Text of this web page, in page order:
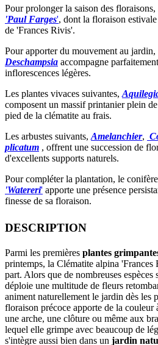
Pour prolonger la saison des floraisons,
'Paul Farges', dont la floraison
de 'Frances Rivis'.
Pour apporter du mouvement au jardin,
Deschampsia accompagne
inflorescences légères.
Les plantes vivaces suivantes,
composent un massif printanier plein
pied de la clématite au frais.
Les arbustes suivants, Amelanchier,
plicatum , offrent une succession de
d'excellents supports naturels.
Pour compléter la plantation, le conifère
'Watereri' apporte une présence
finesse de sa floraison.
DESCRIPTION
Parmi les premières plantes
printemps, la Clématite alpina 'Frances
part. Alors que de nombreuses espèces
déploie une multitude de fleurs
animent naturellement le jardin dès les
floraison précoce apporte de la couleur
une arche, une clôture ou même aux
lequel elle grimpe avec beaucoup de
s'intègre aussi bien dans un jardin